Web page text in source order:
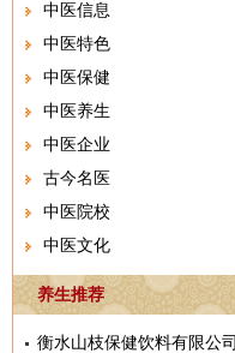
中医信息
中医特色
中医保健
中医养生
中医企业
古今名医
中医院校
中医文化
养生推荐
衡水山枝保健饮料有限公司